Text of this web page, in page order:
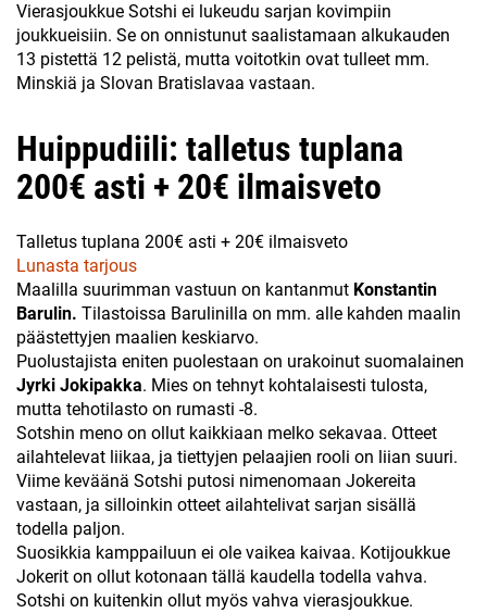
Vierasjoukkue Sotshi ei lukeudu sarjan kovimpiin
joukkueisiin. Se on onnistunut saalistamaan alkukauden
13 pistettä 12 pelistä, mutta voitotkin ovat tulleet mm.
Minskiä ja Slovan Bratislavaa vastaan.
Huippudiili: talletus tuplana
200€ asti + 20€ ilmaisveto
Talletus tuplana 200€ asti + 20€ ilmaisveto
Lunasta tarjous
Maalilla suurimman vastuun on kantanmut Konstantin
Barulin. Tilastoissa Barulinilla on mm. alle kahden maalin
päästettyjen maalien keskiarvo.
Puolustajista eniten puolestaan on urakoinut suomalainen
Jyrki Jokipakka. Mies on tehnyt kohtalaisesti tulosta,
mutta tehotilasto on rumasti -8.
Sotshin meno on ollut kaikkiaan melko sekavaa. Otteet
ailahtelevat liikaa, ja tiettyjen pelaajien rooli on liian suuri.
Viime keväänä Sotshi putosi nimenomaan Jokereita
vastaan, ja silloinkin otteet ailahtelivat sarjan sisällä
todella paljon.
Suosikkia kamppailuun ei ole vaikea kaivaa. Kotijoukkue
Jokerit on ollut kotonaan tällä kaudella todella vahva.
Sotshi on kuitenkin ollut myös vahva vierasjoukkue.